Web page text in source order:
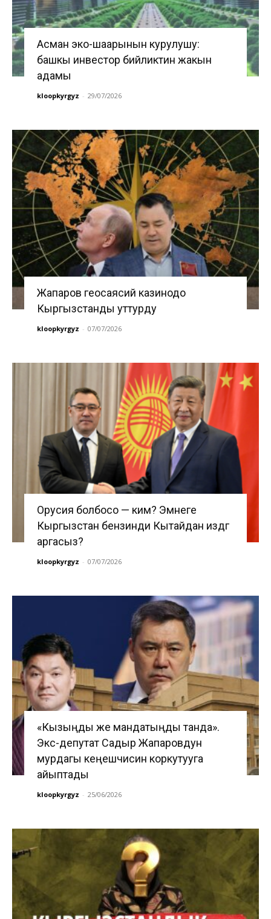
Асман эко-шаарынын курулушу:
башкы инвестор бийликтин жакын
адамы
kloopkyrgyz - 29/07/2026
Жапаров геосаясий казинодо
Кыргызстанды уттурду
kloopkyrgyz - 07/07/2026
Орусия болбосо — ким? Эмнеге
Кыргызстан бензинди Кытайдан издөөгө
аргасыз?
kloopkyrgyz - 07/07/2026
«Кызыңды же мандатыңды танда».
Экс-депутат Садыр Жапаровдун
мурдагы кеңешчисин коркутууга
айыптады
kloopkyrgyz - 25/06/2026